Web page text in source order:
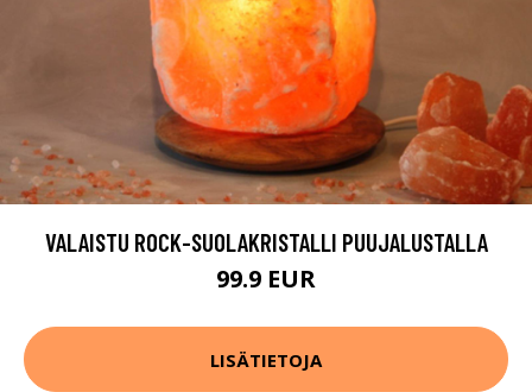
VALAISTU ROCK-SUOLAKRISTALLI PUUJALUSTALLA
99.9 EUR
LISÄTIETOJA